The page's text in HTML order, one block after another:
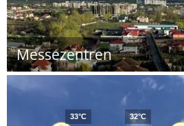
Messezentren
33°C
32°C